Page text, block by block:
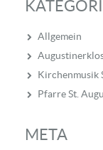
Allgemein
Kirchenmusik
Pfarre St.
META